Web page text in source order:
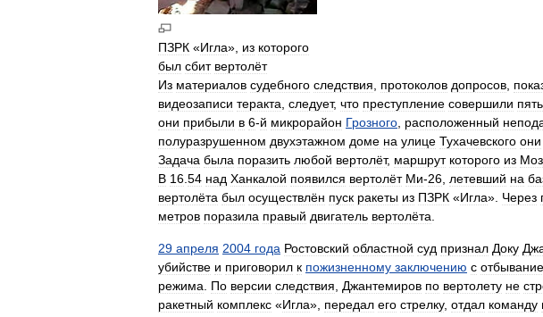
ПЗРК «Игла», из которого
был сбит вертолёт
Из материалов судебного следствия протоколов допросов
видеозаписи теракта следует, что преступление совершили пять
они прибыли в 6-й микрорайон Грозного расположенный
полуразрушенном двухэтажном доме на улице Тухачевского они
Задача была поразить любой вертолёт, маршрут которого из
В 16 54 над Ханкалой появился вертолёт Ми-26 летевший на
вертолёта был осуществлён пуск ракеты из ПЗРК «Игла». Через
метров поразила правый двигатель вертолёта
29 апреля 2004 года Ростовский областной суд признал Доку
убийстве и приговорил к пожизненному заключению с
режима
По версии следствия Джантемиров по вертолету не
ракетный комплекс «Игла», передал его стрелку, отдал команду